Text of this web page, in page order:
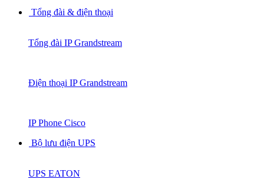
Tổng đài & điện thoại
Tổng đài IP Grandstream
Điện thoại IP Grandstream
IP Phone Cisco
Bộ lưu điện UPS
UPS EATON